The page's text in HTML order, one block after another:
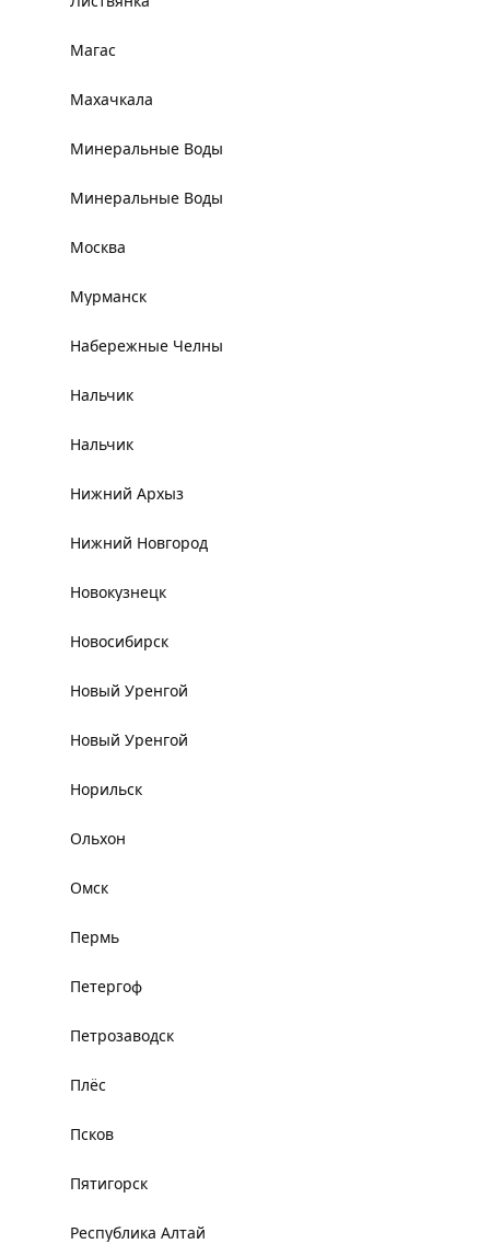
Магас
Махачкала
Минеральные Воды
Минеральные Воды
Москва
Мурманск
Набережные Челны
Нальчик
Нальчик
Нижний Архыз
Нижний Новгород
Новокузнецк
Новосибирск
Новый Уренгой
Новый Уренгой
Норильск
Ольхон
Омск
Пермь
Петергоф
Петрозаводск
Плёс
Псков
Пятигорск
Республика Алтай